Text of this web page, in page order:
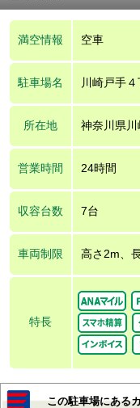
満空情報 空車
駐車場名 川崎戸手
所在地 神奈川県
営業時間 24時間
収容台数 7台
車両制限 高さ2m、
特長
この駐車場にある